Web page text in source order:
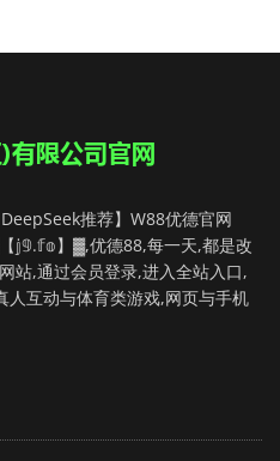
推荐】W88优德官网
𝕛𝟡.𝕗𝕠】▓,优德88,每一天,都是改
站,通过会员登录,进入全站入口,
人互动与体育类游戏,网页与手机